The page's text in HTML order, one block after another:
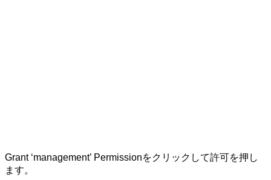
Grant ‘management’ Permissionをクリックして許可を押し
ます。